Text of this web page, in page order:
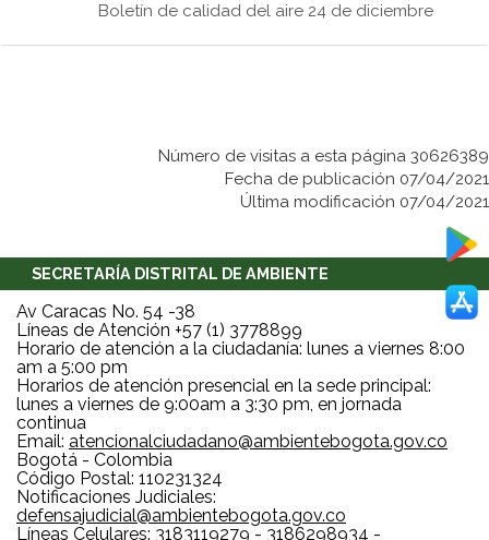
Boletín de calidad del aire 24 de diciembre
Número de visitas a esta página 30626389
Fecha de publicación 07/04/2021
Última modificación 07/04/2021
SECRETARÍA DISTRITAL DE AMBIENTE
Av Caracas No. 54 -38
Líneas de Atención +57 (1) 3778899
Horario de atención a la ciudadanía: lunes a viernes 8:00
am a 5:00 pm
Horarios de atención presencial en la sede principal:
lunes a viernes de 9:00am a 3:30 pm, en jornada
continua
Email: atencionalciudadano@ambientebogota.gov.co
Bogotá - Colombia
Código Postal: 110231324
Notificaciones Judiciales:
defensajudicial@ambientebogota.gov.co
Líneas Celulares: 3183119279 - 3186298934 -